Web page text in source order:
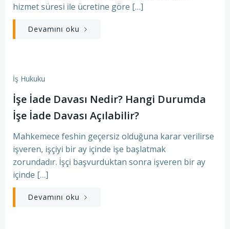
hizmet süresi ile ücretine göre […]
Devamını oku
İş Hukuku
İşe İade Davası Nedir? Hangi Durumda
İşe İade Davası Açılabilir?
Mahkemece feshin geçersiz olduğuna karar verilirse
işveren, işçiyi bir ay içinde işe başlatmak
zorundadır. İşçi başvurduktan sonra işveren bir ay
içinde […]
Devamını oku